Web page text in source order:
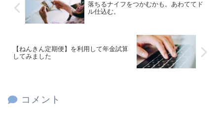
落ちるナイフをつかむかも。あわててド
ル仕込む。
【ねんきん定期便】を利用して年金試算
してみました
コメント